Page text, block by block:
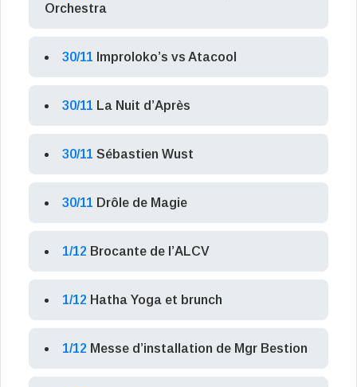
Orchestra
30/11 Improloko’s vs Atacool
30/11 La Nuit d’Après
30/11 Sébastien Wust
30/11 Drôle de Magie
1/12 Brocante de l’ALCV
1/12 Hatha Yoga et brunch
1/12 Messe d’installation de Mgr Bestion